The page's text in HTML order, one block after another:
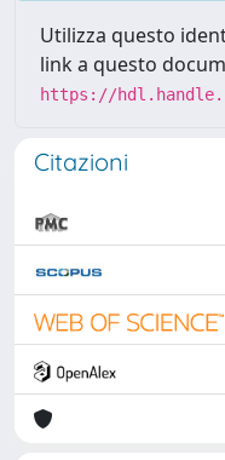
Utilizza questo
link a questo
https://
Citazioni